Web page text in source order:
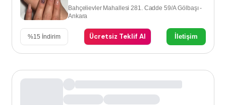
Bahçelievler Mahallesi 281. Cadde 59/A Gölbaşı -
Ankara
%15 İndirim Ücretsiz Teklif Al İletişim